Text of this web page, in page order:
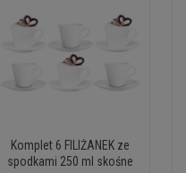
Komplet 6 FILIŻANEK ze
spodkami 250 ml skośne